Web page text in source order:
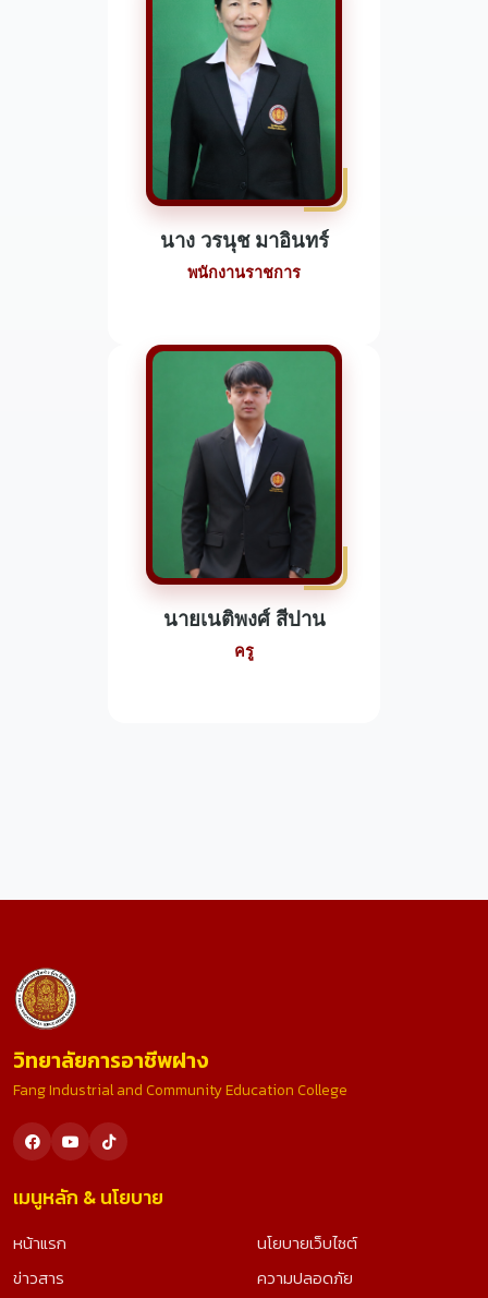
นาง วรนุช มาอินทร์
พนักงานราชการ
นายเนติพงศ์ สีปาน
ครู
วิทยาลัยการอาชีพฝาง
Fang Industrial and Community Education College
เมนูหลัก & นโยบาย
หน้าแรก
ข่าวสาร
นโยบายเว็บไซต์
ความปลอดภัย